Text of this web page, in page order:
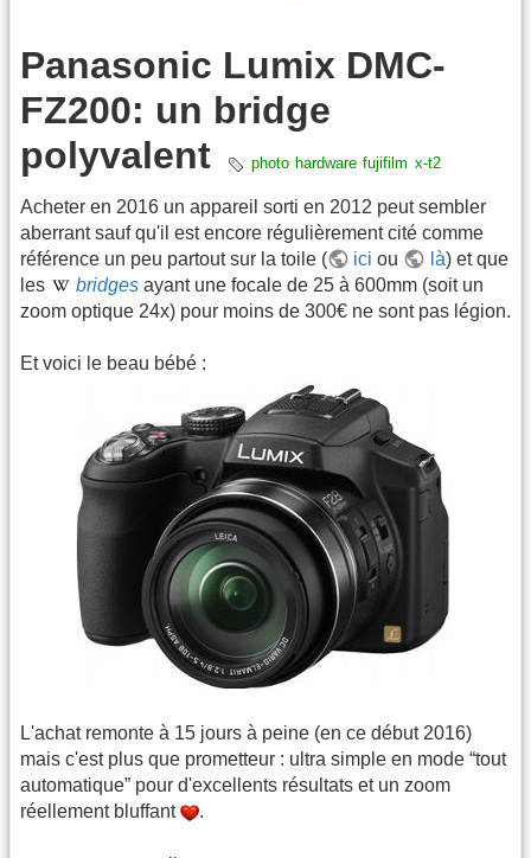
Panasonic Lumix DMC-
FZ200: un bridge
polyvalent
photo hardware fujifilm x-t2
Acheter en 2016 un appareil sorti en 2012 peut sembler
aberrant sauf qu'il est encore régulièrement cité comme
référence un peu partout sur la toile (
ici ou là) et que
les
bridges ayant une focale de 25 à 600mm (soit un
zoom optique 24x) pour moins de 300€ ne sont pas légion.
Et voici le beau bébé :
L'achat remonte à 15 jours à peine (en ce début 2016)
mais c'est plus que prometteur : ultra simple en mode “tout
automatique” pour d'excellents résultats et un zoom
réellement bluffant
.